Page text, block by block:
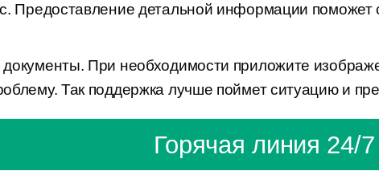
Предоставление детальной информации поможет
При необходимости приложите
Так поддержка лучше поймет ситуацию и
Горячая линия 24/7